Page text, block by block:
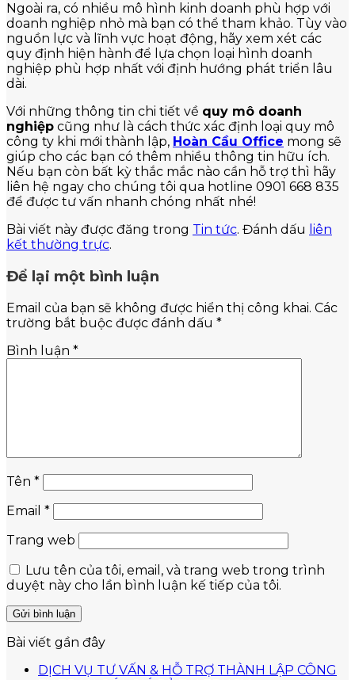
Ngoài ra, có nhiều mô hình kinh doanh phù hợp với
doanh nghiệp nhỏ mà bạn có thể tham khảo. Tùy vào
nguồn lực và lĩnh vực hoạt động, hãy xem xét các
quy định hiện hành để lựa chọn loại hình doanh
nghiệp phù hợp nhất với định hướng phát triển lâu
dài.
Với những thông tin chi tiết về quy mô doanh
nghiệp cũng như là cách thức xác định loại quy mô
công ty khi mới thành lập, Hoàn Cầu Office mong sẽ
giúp cho các bạn có thêm nhiều thông tin hữu ích.
Nếu bạn còn bất kỳ thắc mắc nào cần hỗ trợ thì hãy
liên hệ ngay cho chúng tôi qua hotline 0901 668 835
để được tư vấn nhanh chóng nhất nhé!
Bài viết này được đăng trong Tin tức. Đánh dấu liên
kết thường trực.
Để lại một bình luận
Email của bạn sẽ không được hiển thị công khai. Các
trường bắt buộc được đánh dấu *
Bình luận *
Tên *
Email *
Trang web
Lưu tên của tôi, email, và trang web trong trình
duyệt này cho lần bình luận kế tiếp của tôi.
Bài viết gần đây
DỊCH VỤ TƯ VẤN & HỖ TRỢ THÀNH LẬP CÔNG